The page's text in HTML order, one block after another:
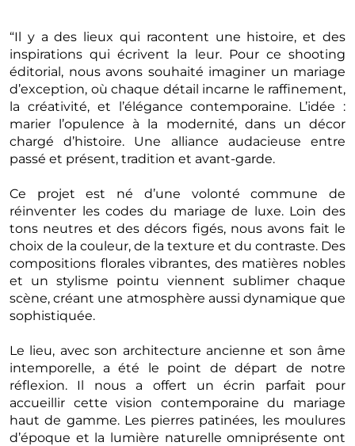
“Il y a des lieux qui racontent une histoire, et des
inspirations qui écrivent la leur. Pour ce shooting
éditorial, nous avons souhaité imaginer un mariage
d’exception, où chaque détail incarne le raffinement,
la créativité, et l’élégance contemporaine. L’idée :
marier l’opulence à la modernité, dans un décor
chargé d’histoire. Une alliance audacieuse entre
passé et présent, tradition et avant-garde.
Ce projet est né d’une volonté commune de
réinventer les codes du mariage de luxe. Loin des
tons neutres et des décors figés, nous avons fait le
choix de la couleur, de la texture et du contraste. Des
compositions florales vibrantes, des matières nobles
et un stylisme pointu viennent sublimer chaque
scène, créant une atmosphère aussi dynamique que
sophistiquée.
Le lieu, avec son architecture ancienne et son âme
intemporelle, a été le point de départ de notre
réflexion. Il nous a offert un écrin parfait pour
accueillir cette vision contemporaine du mariage
haut de gamme. Les pierres patinées, les moulures
d’époque et la lumière naturelle omniprésente ont